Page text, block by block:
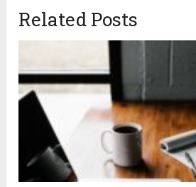
Related Posts